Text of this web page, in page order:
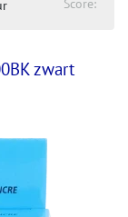
Score:
zwart